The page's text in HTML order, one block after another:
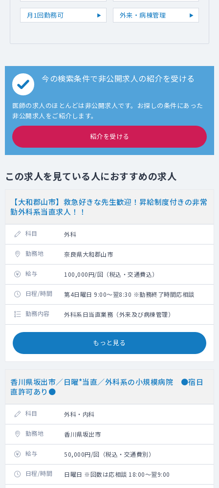
月1回勤務可 外来・病棟管理
今の検索条件で非公開求人の紹介を受ける
医師の求人のほとんどは非公開求人です。お探しの条件にあった
非公開求人をご紹介します。
紹介を受ける
この求人を見ている人におすすめの求人
【大和郡山市】救急好きな先生歓迎！昇給制度付きの非常
勤外科系当直求人！！
科目 外科
勤務地 奈良県大和郡山市
給与 100,000円/回（税込・交通費込）
日程/時間 第4日曜日 9:00～翌8:30 ※勤務終了時間応相談
勤務内容 外科系日当直業務（外来及び病棟管理）
もっと見る
香川県坂出市／日曜*当直／外科系の小規模病院 ●宿日
直許可あり●
科目 外科・内科
勤務地 香川県坂出市
給与 50,000円/回（税込・交通費別）
日程/時間 日曜日 ※回数は応相談 18:00～翌9:00